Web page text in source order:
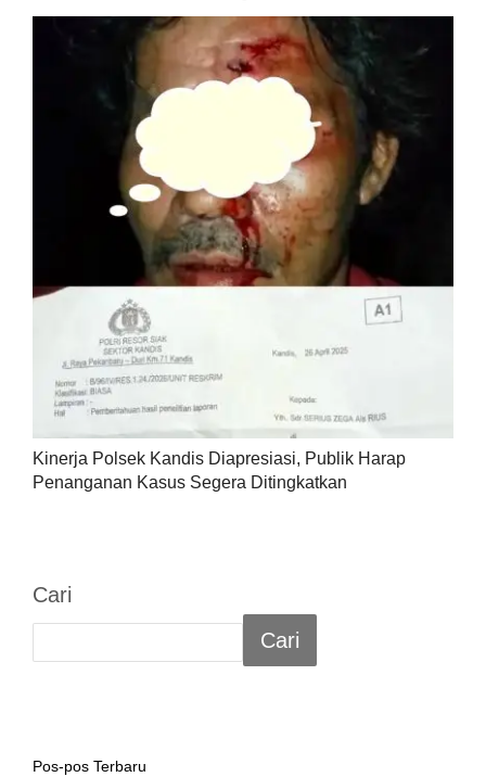
Kinerja Polsek Kandis Diapresiasi, Publik Harap
Penanganan Kasus Segera Ditingkatkan
Cari
Cari
Pos-pos Terbaru